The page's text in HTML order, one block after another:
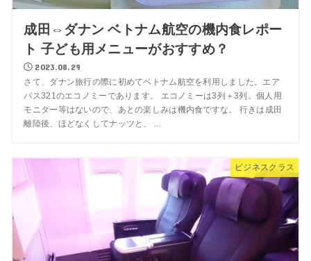
成田⇔ダナン ベトナム航空の機内食レポー
ト 子ども用メニューがおすすめ？
2023.08.29
さて、ダナン旅行の際に初めてベトナム航空を利用しました。エア
バス321のエコノミーであります。 エコノミーは3列＋3列。個人用
モニター等はないので、あとの楽しみは機内食ですな。 行きは成田
離陸後、ほどなくしてナッツと、 ...
ビジネスクラス